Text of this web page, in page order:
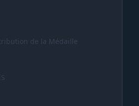
de la Médaille